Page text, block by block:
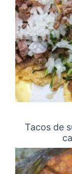
Tacos de